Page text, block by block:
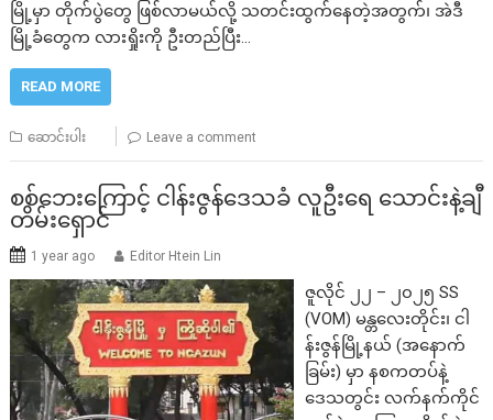
မြို့မှာ တိုက်ပွဲတွေ ဖြစ်လာမယ်လို့ သတင်းထွက်နေတဲ့အတွက်၊ အဲဒီ
မြို့ခံတွေက လားရှိုးကို ဦးတည်ပြီး…
READ MORE
ဆောင်းပါး Leave a comment
စစ်ဘေးကြောင့် ငါန်းဇွန်ဒေသခံ လူဦးရေ သောင်းနဲ့ချီ
တိမ်းရှောင်
1 year ago Editor Htein Lin
ဇူလိုင် ၂၂ – ၂၀၂၅ SS
(VOM) မန္တလေးတိုင်း၊ ငါ
န်းဇွန်မြို့နယ် (အနောက်
ခြမ်း) မှာ နစကတပ်နဲ့
ဒေသတွင်း လက်နက်ကိုင်